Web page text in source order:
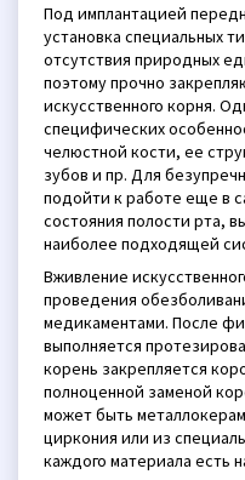
Под имплантацией
установка специальных
отсутствия природных
поэтому прочно
искусственного корня.
специфических
челюстной кости, ее
зубов и пр. Для
подойти к работе еще в
состояния полости рта,
наиболее подходящей
Вживление
проведения
медикаментами. После
выполняется
корень закрепляется
полноценной заменой
может быть
циркония или из
каждого материала есть